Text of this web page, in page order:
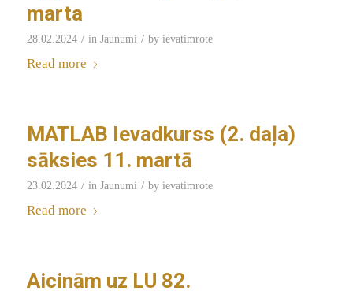
marta
28.02.2024 / in Jaunumi / by ievatimrote
Read more
MATLAB Ievadkurss (2. daļa)
sāksies 11. martā
23.02.2024 / in Jaunumi / by ievatimrote
Read more
Aicinām uz LU 82.